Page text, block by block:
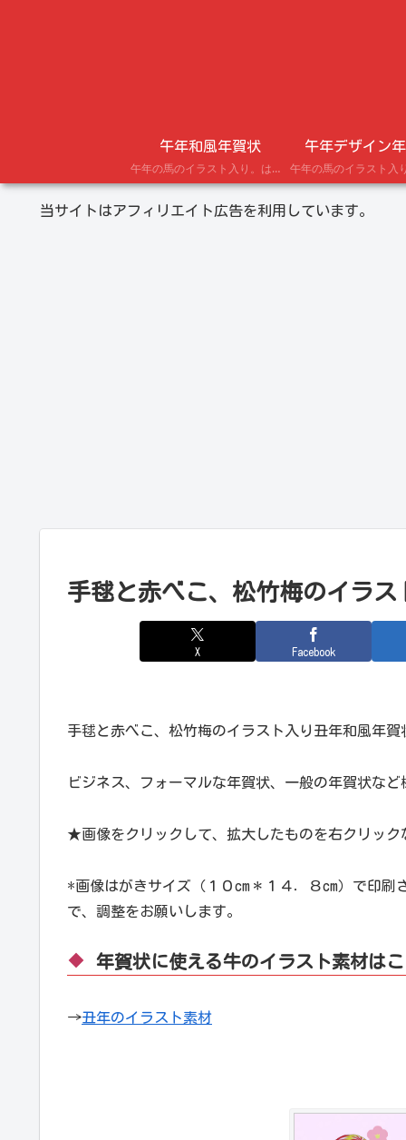
午年和風年賀状
午年の馬のイラスト入り。はがきにプリントできる年賀状テンプレート。
午年デザイン
当サイトはアフィリエイト広告を利用しています。
手毬と赤べこ、松竹梅のイラ
X Facebook
手毬と赤べこ、松竹梅のイラスト入り丑年和風年
ビジネス、フォーマルな年賀状、一般の年賀状な
★画像をクリックして、拡大したものを右クリッ
*画像はがきサイズ（１０cm＊１４．８cm）で印
で、調整をお願いします。
年賀状に使える牛のイラスト素材は
→丑年のイラスト素材